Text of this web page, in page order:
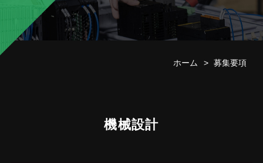
ホーム 募集要項
機械設計